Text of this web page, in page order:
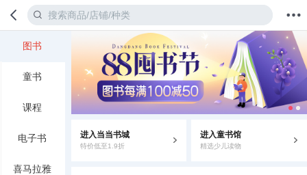
值得买 我的当当
图书
童书
课程
电子书
喜马拉雅
进入当当书城
特价低至1.9折
进入童书馆
精选少儿读物